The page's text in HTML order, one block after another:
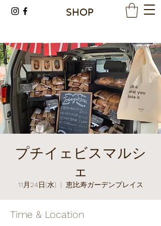
SHOP
プチイェビスマルシ
ェ
11月24日(水)
  |
恵比寿ガーデンプレイス
Time & Location